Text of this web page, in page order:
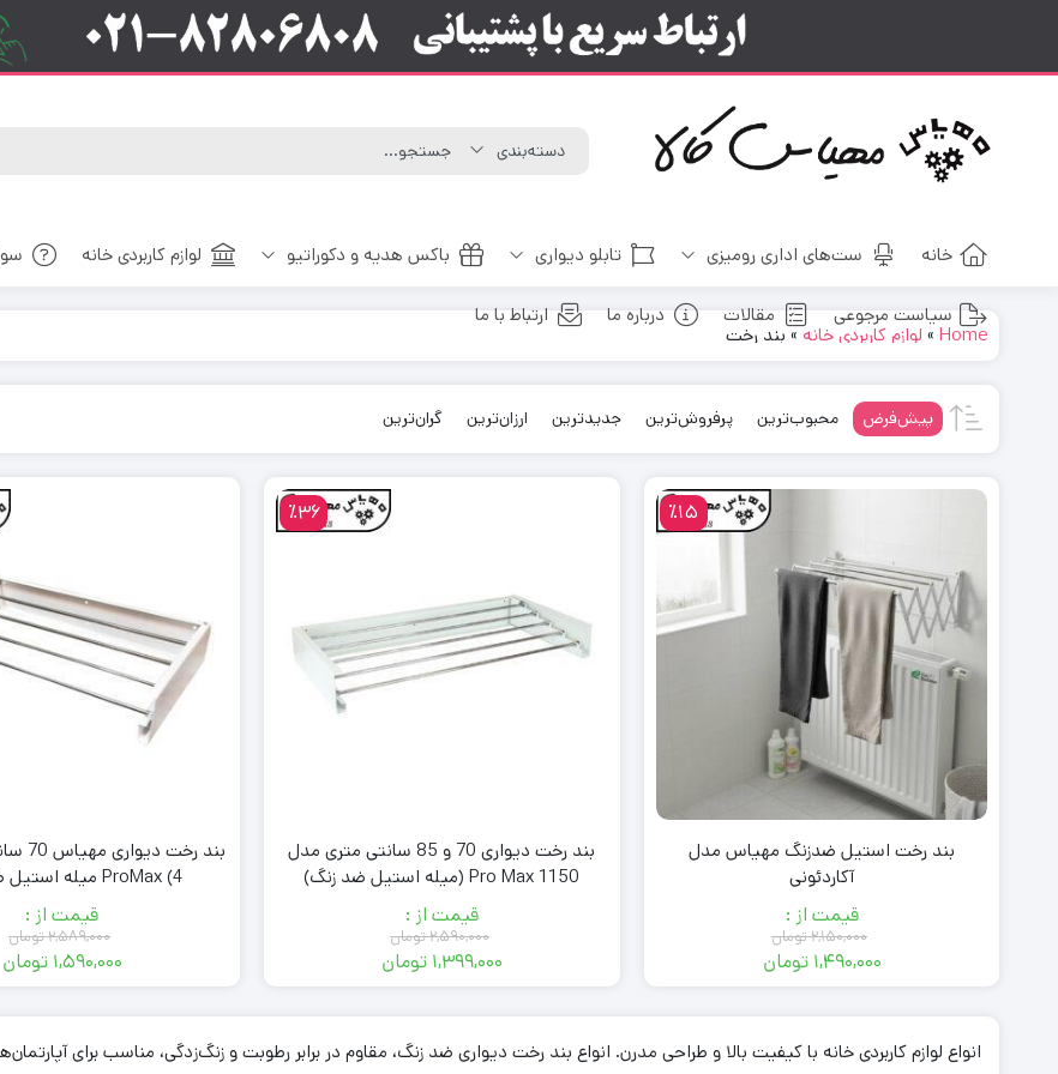
خانه ست‌های اداری رومیزی تابلو دیواری باکس هدیه و دکوراتیو لوازم کاربردی خانه
سیاست مرجوعی مقالات درباره ما ارتباط با ما
Home
» لوازم کاربردی خانه»بند رخت
پیش‌فرض محبوب‌ترین پرفروش‌ترین جدیدترین ارزان‌ترین گران‌ترین
٪15
بند رخت استیل ضدزنگ مهیاس مدل
آکاردئونی
قیمت از :
۲,۱۵۰,۰۰۰تومان
بود.
۱,۴۹۰,۰۰۰ تومان
٪36
بند رخت دیواری 70 و 85 سانتی متری مدل
Pro Max 1150 (میله استیل ضد زنگ)
قیمت از :
۲,۵۹۰,۰۰۰تومان
بود.
۱,۳۹۹,۰۰۰ تومان
بند
ProMax (4 میله استیل ضد زنگ)
قیمت از :
۲,۵۸۹,۰۰۰تومان
بود.
۱,۵۹۰,۰۰۰ تومان
انواع لوازم کاربردی خانه با کیفیت بالا و طراحی مدرن. انواع بند رخت دیواری ضد زنگ، مقاوم در برابر رطوبت و زنگ‌زدگی، مناسب برای